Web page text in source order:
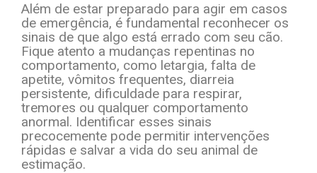
Além de estar preparado para agir em casos
de emergência, é fundamental reconhecer os
sinais de que algo está errado com seu cão.
Fique atento a mudanças repentinas no
comportamento, como letargia, falta de
apetite, vômitos frequentes, diarreia
persistente, dificuldade para respirar,
tremores ou qualquer comportamento
anormal. Identificar esses sinais
precocemente pode permitir intervenções
rápidas e salvar a vida do seu animal de
estimação.